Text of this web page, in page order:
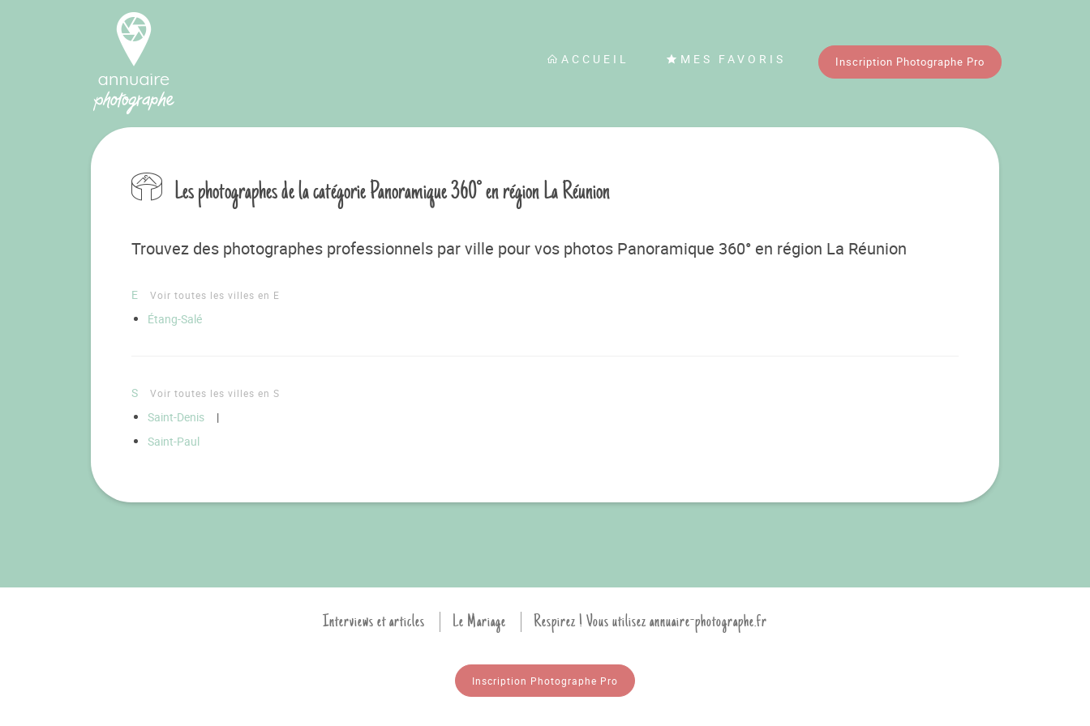
ACCUEIL MES FAVORIS Inscription Photographe Pro
Les photographes de la catégorie Panoramique 360° en région La Réunion
Trouvez des photographes professionnels par ville pour vos photos Panoramique 360° en région La Réunion
E Voir toutes les villes en E
Étang-Salé
S Voir toutes les villes en S
Saint-Denis
|
Saint-Paul
Interviews et articles Le Mariage Respirez ! Vous utilisez annuaire-photographe.fr
Inscription Photographe Pro